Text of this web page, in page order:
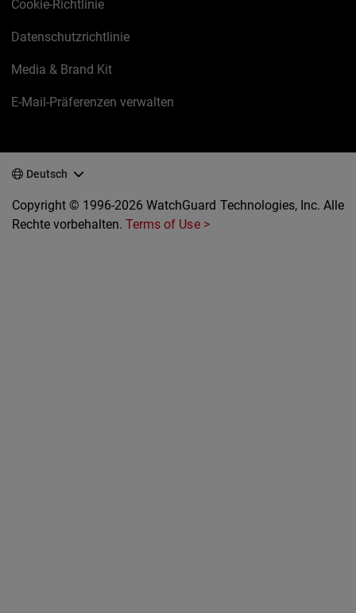
Cookie-Richtlinie
Datenschutzrichtlinie
Media & Brand Kit
E-Mail-Präferenzen verwalten
Deutsch
Copyright © 1996-2026 WatchGuard Technologies, Inc. Alle
Rechte vorbehalten.Terms of Use >